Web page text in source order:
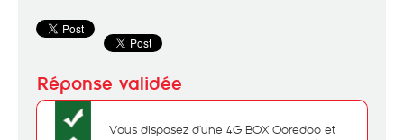
Vous disposez d’une 4G BOX Ooredoo et